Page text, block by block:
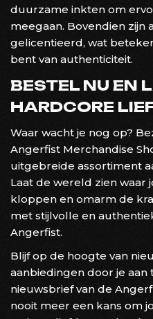
duurzame inkten om
meegaan. Bovendien zijn
gelicentieerd, wat
bent van authenticiteit.
BESTEL NU EN
HARDCORE
Waar wacht je nog op?
Angerfist Merchandise
uitgebreide assortiment
Laat de wereld zien waar
kloppen en omarm de
met stijlvolle en
Angerfist.
Blijf op de hoogte van
aanbiedingen door je
nieuwsbrief van de
nooit meer een kans om